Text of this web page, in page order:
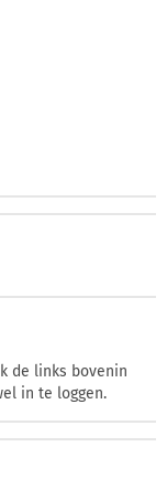
de links bovenin
in te loggen.